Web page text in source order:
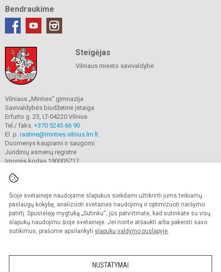
Šioje svetainėje naudojame slapukus siekdami užtikrinti jums teikiamų
paslaugų kokybę, analizuoti svetainės naudojimą ir optimizuoti naršymo
patirtį. Spustelėję mygtuką „Sutinku“, jūs patvirtinate, kad sutinkate su visų
slapukų naudojimu šioje svetainėje. Jei norite atšaukti arba pakeisti savo
sutikimus, prašome apsilankyti slapukų valdymo puslapyje.
NUSTATYMAI
Bendraukime
Steigėjas
Vilniaus miesto savivaldybė
Vilniaus „Minties“ gimnazija
Savivaldybės biudžetinė įstaiga
Erfurto g. 23, LT-04220 Vilnius
Tel./ faks. +370 5245 66 90
El. p. rastine@minties.vilnius.lm.lt
Duomenys kaupiami ir saugomi
Juridinių asmenų registre
Įmonės kodas 190005717
© 2022. Vilniaus „Minties" gimnazija. Visos teisės saugomos.
Kopijuoti turinį be raštiško gimnazijos sutikimo griežtai draudžiama.
Prieinamumo paraiška Slapukų valdymas
Sumanus būdas atnaujinti